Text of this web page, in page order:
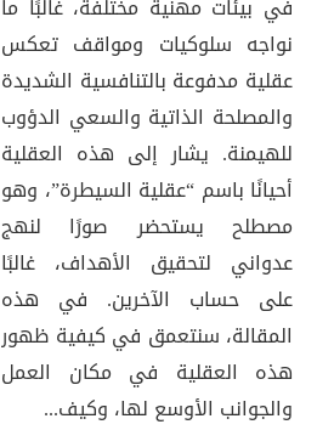
في بيئات مهنية مختلفة، غالبًا ما
نواجه سلوكيات ومواقف تعكس
عقلية مدفوعة بالتنافسية الشديدة
والمصلحة الذاتية والسعي الدؤوب
للهيمنة. يشار إلى هذه العقلية
أحيانًا باسم “عقلية السيطرة”، وهو
مصطلح يستحضر صورًا لنهج
عدواني لتحقيق الأهداف، غالبًا
على حساب الآخرين. في هذه
المقالة، سنتعمق في كيفية ظهور
هذه العقلية في مكان العمل
والجوانب الأوسع لها، وكيف...